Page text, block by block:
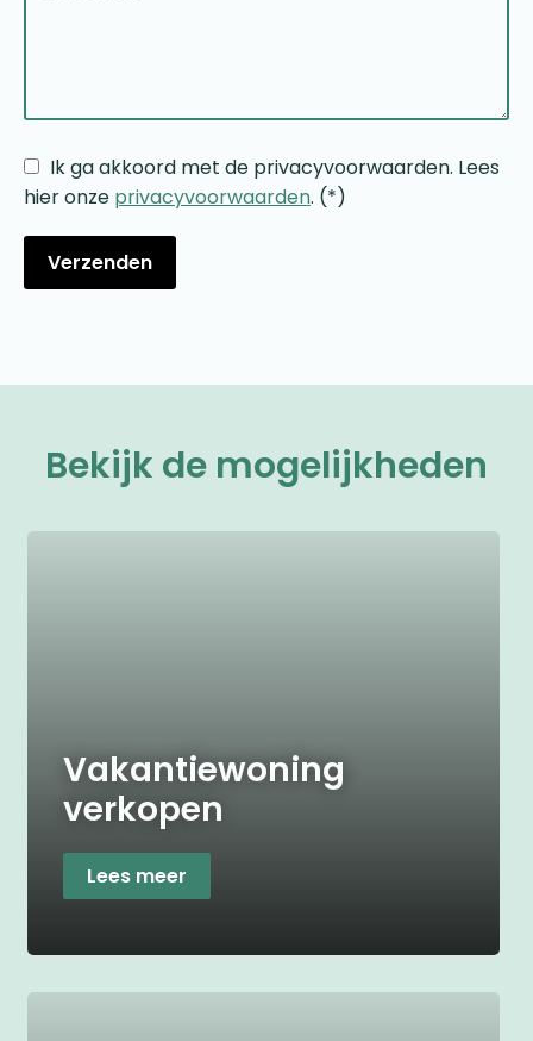
Ik ga akkoord met de privacyvoorwaarden. Lees
hier onze privacyvoorwaarden. (*)
Bekijk de mogelijkheden
Vakantiewoning
verkopen
Lees meer